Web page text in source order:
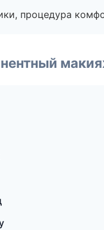
процедура